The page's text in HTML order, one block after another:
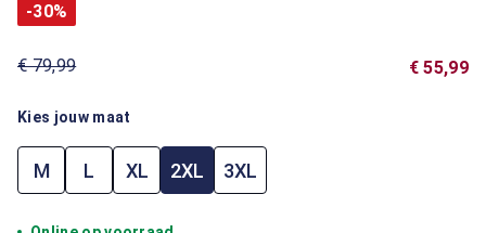
-30%
€ 79,99 € 55,99
Kies jouw maat
M L XL 2XL 3XL